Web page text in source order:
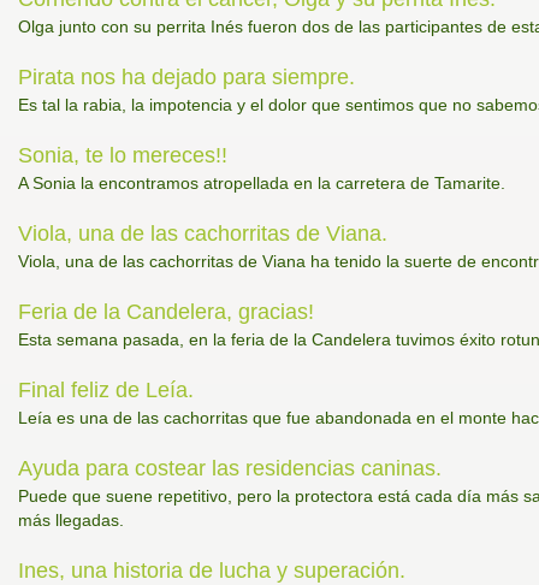
Olga junto con su perrita Inés fueron dos de las participantes de
Pirata nos ha dejado para siempre.
Es tal la rabia, la impotencia y el dolor que sentimos que no
Sonia, te lo mereces!!
A Sonia la encontramos atropellada en la carretera de Tamarite.
Viola, una de las cachorritas de Viana.
Viola, una de las cachorritas de Viana ha tenido la suerte de
Feria de la Candelera, gracias!
Esta semana pasada, en la feria de la Candelera tuvimos éxito
Final feliz de Leía.
Leía es una de las cachorritas que fue abandonada en el monte
Ayuda para costear las residencias caninas.
Puede que suene repetitivo, pero la protectora está cada día más
más llegadas.
Ines, una historia de lucha y superación.